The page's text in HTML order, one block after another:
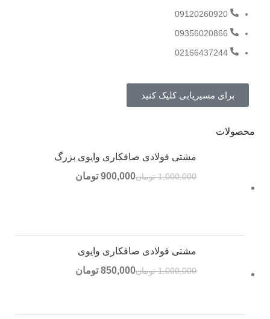
09120260920
09356020866
02166437244
برای مسیریابی کلیک کنید
محصولات
مشتی فولادی صافکاری وایوی بزرگ
1,000,000 تومان900,000 تومان
مشتی فولادی صافکاری وایوی
1,000,000 تومان850,000 تومان